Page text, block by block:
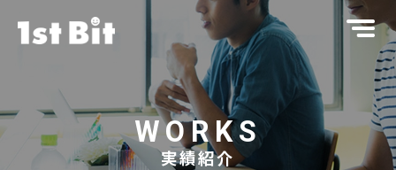
WORKS
実績紹介